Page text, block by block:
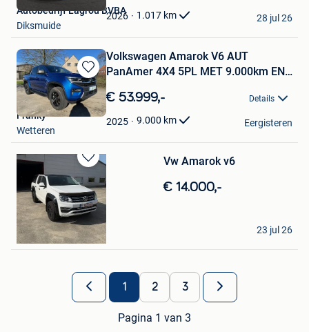
Favorieten2026 1.017 km
Autobedrijf Lagrou BVBA
Diksmuide
28 jul 26
Bewaren
in
Mijn
Favorieten
Volkswagen Amarok V6 AUT
PanAmer 4X4 5PL MET 9.000km EN
€ 53.999,- Details
2025 9.000 km
Franky
Wetteren
Eergisteren
Bewaren
in
Mijn
Favorieten
Vw Amarok v6
€ 14.000,-
Dario Dewallens
Zemst
23 jul 26
1 2 3
Pagina 1 van 3